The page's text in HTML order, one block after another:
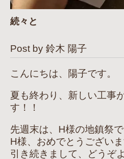
続々と
Post by 鈴木 陽子
こんにちは、陽子です。
夏も終わり、新しい工事
す！！
先週末は、H様の地鎮祭で
H様、おめでとうございま
引き続きまして、どうぞ